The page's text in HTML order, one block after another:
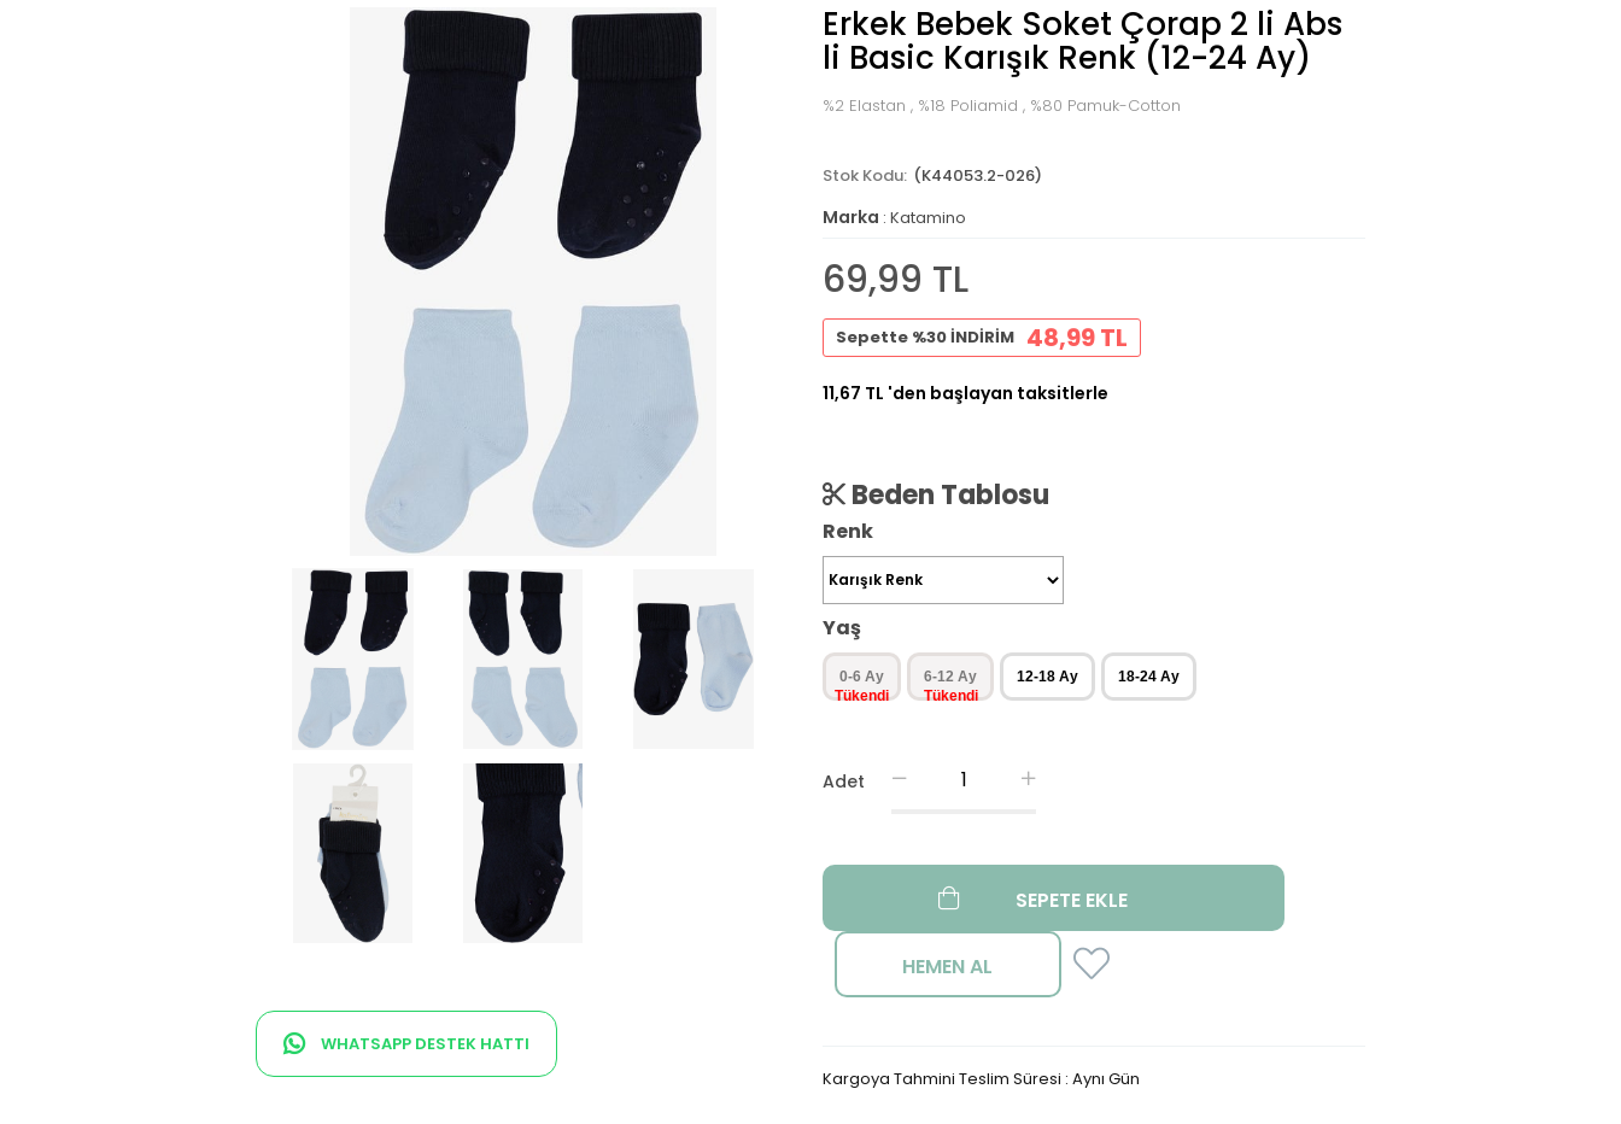
WHATSAPP DESTEK HATTI
Erkek Bebek Soket Çorap 2 li Abs
li Basic Karışık Renk (12-24 Ay)
%2 Elastan , %18 Poliamid , %80 Pamuk-Cotton
(K44053.2-026)
Marka : Katamino
69,99 TL
Sepette %30 İNDİRİM 48,99 TL
11,67 TL 'den başlayan taksitlerle
Beden Tablosu
Renk
Yaş
0-6 Ay 6-12 Ay 12-18 Ay 18-24 Ay
Adet
Kargoya Tahmini Teslim Süresi : Aynı Gün